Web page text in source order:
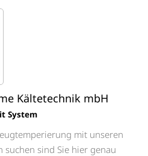
Kältetechnik mbH
System
mit unseren
suchen sind Sie hier genau